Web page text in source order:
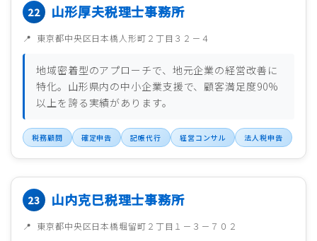
山形厚夫税理士事務所
東京都中央区日本橋人形町２丁目３２－４
地域密着型のアプローチで、地元企業の経営改善に
特化。山形県内の中小企業支援で、顧客満足度90%
以上を誇る実績があります。
税務顧問 確定申告 記帳代行 経営コンサル 法人税申告
山内克巳税理士事務所
東京都中央区日本橋堀留町２丁目１－３－７０２